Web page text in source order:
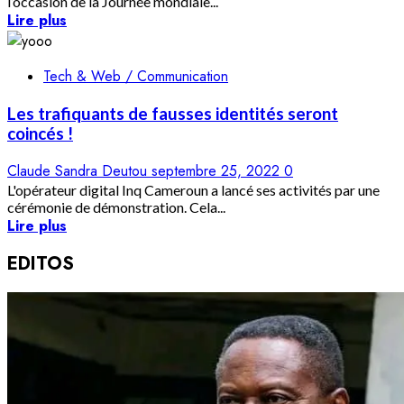
Lire plus
Tech & Web / Communication
Les trafiquants de fausses identités seront
coincés !
Claude Sandra Deutou septembre 25, 2022 0
L'opérateur digital Inq Cameroun a lancé ses activités par une
cérémonie de démonstration. Cela...
Lire plus
EDITOS